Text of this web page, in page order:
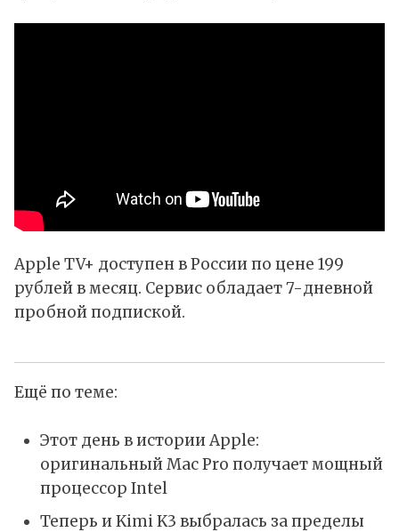
Apple TV+ доступен в России по цене 199
рублей в месяц. Сервис обладает 7-дневной
пробной подпиской.
Ещё по теме:
Этот день в истории Apple:
оригинальный Mac Pro получает мощный
процессор Intel
Теперь и Kimi K3 выбралась за пределы